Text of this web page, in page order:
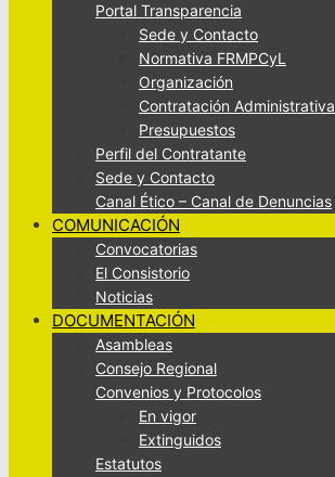
Portal Transparencia
Sede y Contacto
Normativa FRMPCyL
Organización
Contratación Administrativa
Presupuestos
Perfil del Contratante
Sede y Contacto
Canal Ético – Canal de Denuncias
COMUNICACIÓN
Convocatorias
El Consistorio
Noticias
DOCUMENTACIÓN
Asambleas
Consejo Regional
Convenios y Protocolos
En vigor
Extinguidos
Estatutos